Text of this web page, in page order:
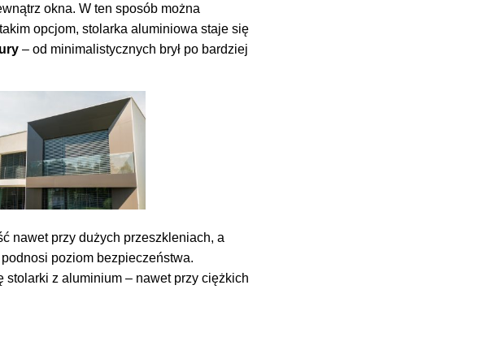
okna. W ten sposób można
opcjom, stolarka aluminiowa staje się
– od minimalistycznych brył po bardziej
nawet przy dużych przeszkleniach, a
poziom bezpieczeństwa.
z aluminium – nawet przy ciężkich